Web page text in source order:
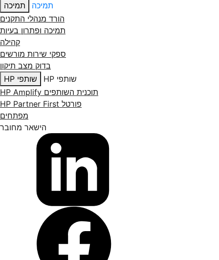
תמיכה
תמיכה
הורד מנהלי התקנים
תמיכה ופתרון בעיות
קהילה
ספקי שירות מורשים
בדוק מצב תיקון
שותפי HP
שותפי HP
תוכנית השותפים HP Amplify
פורטל HP Partner First
מפתחים
הישאר מחובר